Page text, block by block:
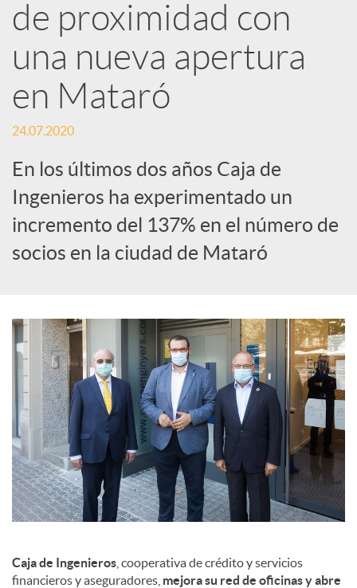
e
s
S
o
c
i
a
l
e
s
de proximidad con
una nueva apertura
en Mataró
24.07.2020
En los últimos dos años Caja de
Ingenieros ha experimentado un
incremento del 137% en el número de
socios en la ciudad de Mataró
Caja de Ingenieros , cooperativa de crédito y servicios
financieros y aseguradores, mejora su red de oficinas y abre